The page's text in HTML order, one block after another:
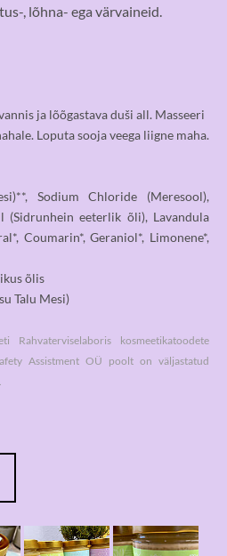
, lõhna- ega värvaineid.
ja lõõgastava duši all. Masseeri
Loputa sooja veega liigne maha.
Sodium Chloride (Meresool),
(Sidrunhein eeterlik õli), Lavandula
Coumarin*, Geraniol*, Limonene*,
õlis
Talu Mesi)
Rahvaterviselaboris kosmeetikatoodete
Assistment OÜ poolt on väljastatud